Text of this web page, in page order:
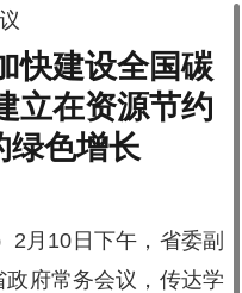
快建设全国碳
立在资源节约
绿色增长
2月10日下午，省委副
府常务会议，传达学